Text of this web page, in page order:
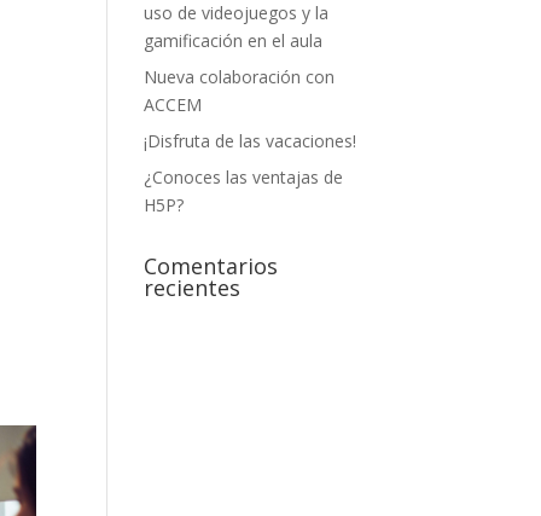
uso de videojuegos y la
gamificación en el aula
Nueva colaboración con
ACCEM
¡Disfruta de las vacaciones!
¿Conoces las ventajas de
H5P?
Comentarios
recientes